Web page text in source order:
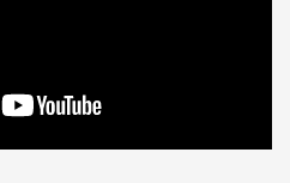
gomboknak